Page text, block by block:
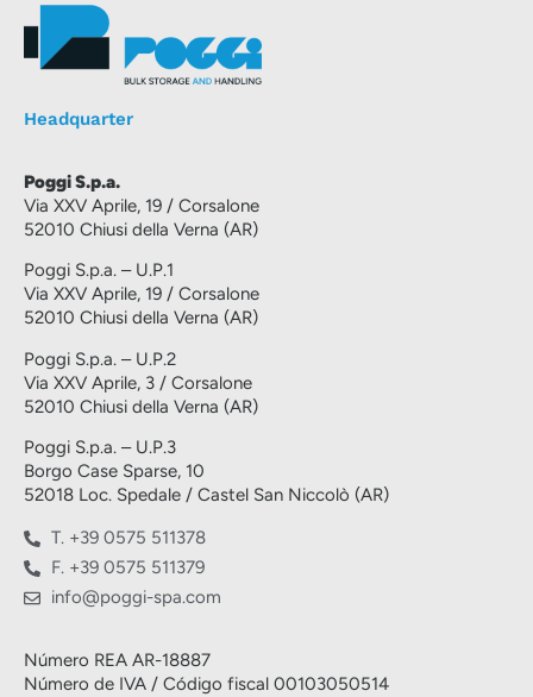
Headquarter
Poggi S.p.a.
Via XXV Aprile, 19 / Corsalone
52010 Chiusi della Verna (AR)
Poggi S.p.a. – U.P.1
Via XXV Aprile, 19 / Corsalone
52010 Chiusi della Verna (AR)
Poggi S.p.a. – U.P.2
Via XXV Aprile, 3 / Corsalone
52010 Chiusi della Verna (AR)
Poggi S.p.a. – U.P.3
Borgo Case Sparse, 10
52018 Loc. Spedale / Castel San Niccolò (AR)
T. +39 0575 511378
F. +39 0575 511379
info@poggi-spa.com
Número REA AR-18887
Número de IVA / Código fiscal 00103050514